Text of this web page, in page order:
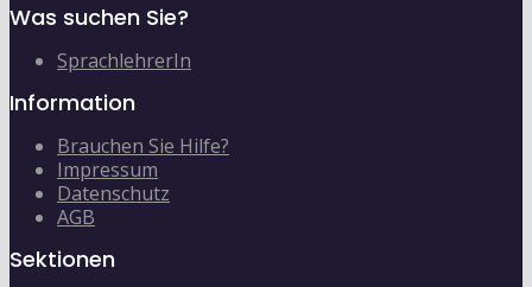
Was suchen Sie?
SprachlehrerIn
Information
Brauchen Sie Hilfe?
Impressum
Datenschutz
AGB
Sektionen